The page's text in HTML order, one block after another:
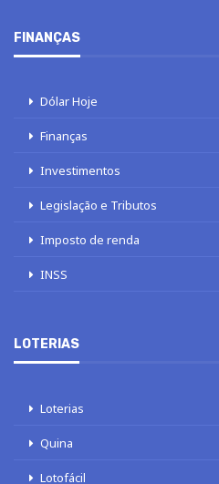
FINANÇAS
Dólar Hoje
Finanças
Investimentos
Legislação e Tributos
Imposto de renda
INSS
LOTERIAS
Loterias
Quina
Lotofácil